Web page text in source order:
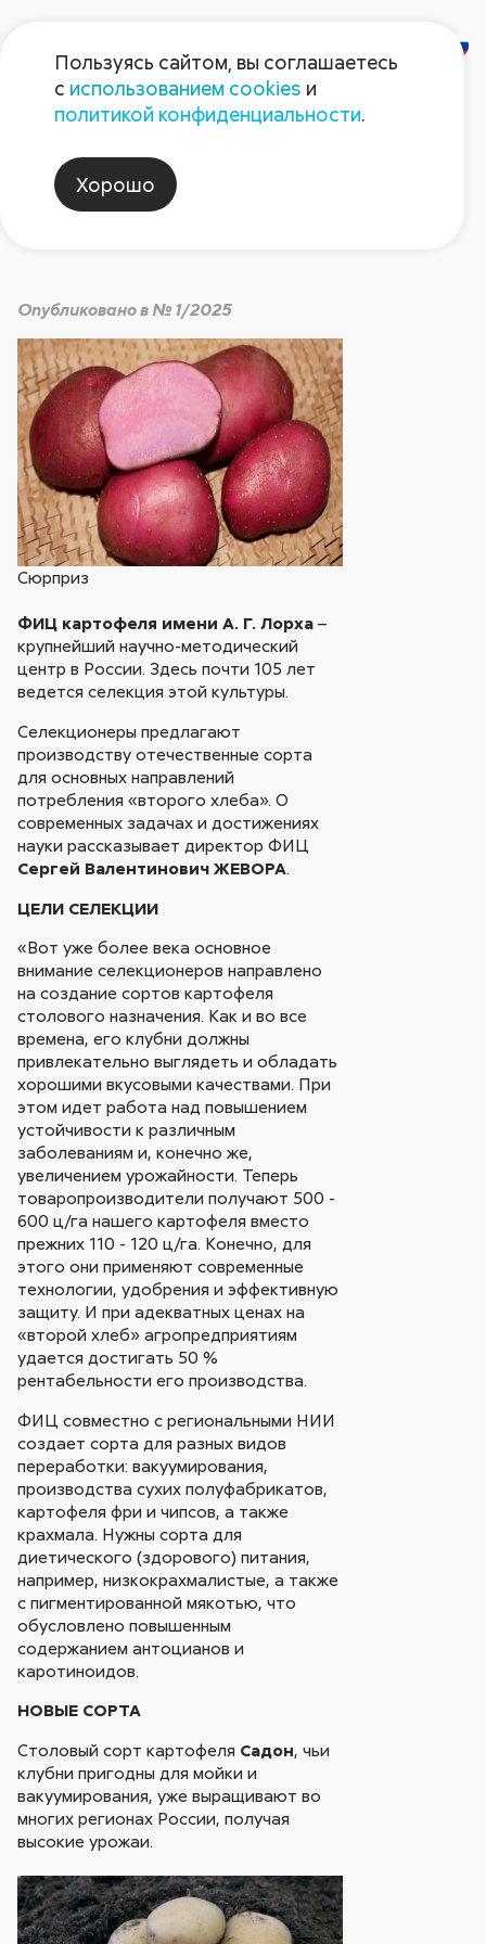
Наш картофель
Опубликовано в № 1/2025
Сюрприз
ФИЦ картофеля имени А. Г. Лорха –
крупнейший научно-методический
центр в России. Здесь почти 105 лет
ведется селекция этой культуры.
Селекционеры предлагают
производству отечественные сорта
для основных направлений
потребления «второго хлеба». О
современных задачах и достижениях
науки рассказывает директор ФИЦ
Сергей Валентинович ЖЕВОРА.
ЦЕЛИ СЕЛЕКЦИИ
«Вот уже более века основное
внимание селекционеров направлено
на создание сортов картофеля
столового назначения. Как и во все
времена, его клубни должны
привлекательно выглядеть и обладать
хорошими вкусовыми качествами. При
этом идет работа над повышением
устойчивости к различным
заболеваниям и, конечно же,
увеличением урожайности. Теперь
товаропроизводители получают 500 -
600 ц/га нашего картофеля вместо
прежних 110 - 120 ц/га. Конечно, для
этого они применяют современные
технологии, удобрения и эффективную
защиту. И при адекватных ценах на
«второй хлеб» агропредприятиям
удается достигать 50 %
рентабельности его производства.
ФИЦ совместно с региональными НИИ
создает сорта для разных видов
переработки: вакуумирования,
производства сухих полуфабрикатов,
картофеля фри и чипсов, а также
крахмала. Нужны сорта для
диетического (здорового) питания,
например, низкокрахмалистые, а также
с пигментированной мякотью, что
обусловлено повышенным
содержанием антоцианов и
каротиноидов.
НОВЫЕ СОРТА
Столовый сорт картофеля Садон, чьи
клубни пригодны для мойки и
вакуумирования, уже выращивают во
многих регионах России, получая
высокие урожаи.
Пользуясь сайтом, вы соглашаетесь
с использованием cookies и
политикой конфиденциальности.
Хорошо